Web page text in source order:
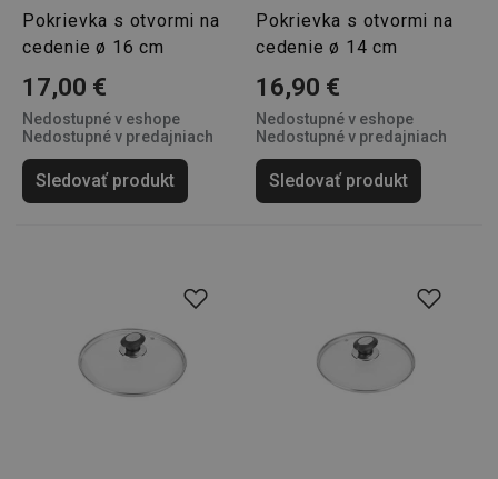
Pokrievka s otvormi na
cedenie ø 16 cm
17,00 €
Nedostupné v eshope
Nedostupné v predajniach
Sledovať produkt
Pokrievka s otvormi na
cedenie ø 14 cm
16,90 €
Nedostupné v eshope
Nedostupné v predajniach
Sledovať produkt
SERVERID
HAProxy